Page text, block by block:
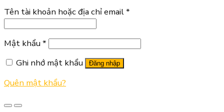
Tên tài khoản hoặc địa chỉ email*
Mật khẩu *
Ghi nhớ mật khẩu
Đăng nhập
Quên mật khẩu?